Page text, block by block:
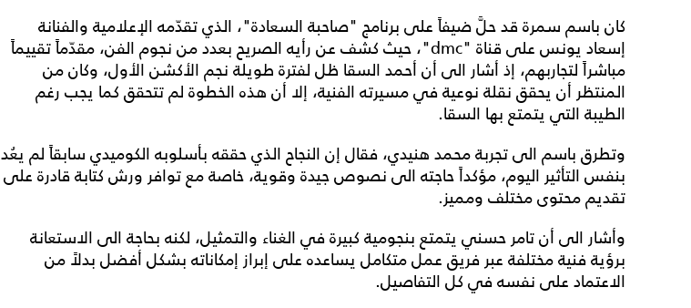
كان باسم سمرة قد حلَّ ضيفاً على برنامج "صاحبة السعادة"، الذي تقدّمه الإعلامية والفنانة
إسعاد يونس على قناة "dmc"، حيث كشف عن رأيه الصريح بعدد من نجوم الفن، مقدّماً تقييماً
مباشراً لتجاربهم، إذ أشار الى أن أحمد السقا ظل لفترة طويلة نجم الأكشن الأول، وكان من
المنتظر أن يحقق نقلة نوعية في مسيرته الفنية، إلا أن هذه الخطوة لم تتحقق كما يجب رغم
الطيبة التي يتمتع بها السقا.
وتطرق باسم الى تجربة محمد هنيدي، فقال إن النجاح الذي حققه بأسلوبه الكوميدي سابقاً لم يعُد
بنفس التأثير اليوم، مؤكداً حاجته الى نصوص جيدة وقوية، خاصة مع توافر ورش كتابة قادرة على
تقديم محتوى مختلف ومميز.
وأشار الى أن تامر حسني يتمتع بنجومية كبيرة في الغناء والتمثيل، لكنه بحاجة الى الاستعانة
برؤية فنية مختلفة عبر فريق عمل متكامل يساعده على إبراز إمكاناته بشكل أفضل بدلاً من
الاعتماد على نفسه في كل التفاصيل.